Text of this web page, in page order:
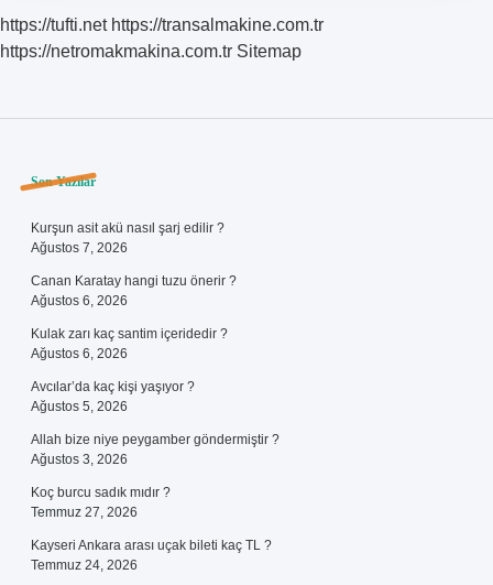
https://tufti.net https://transalmakine.com.tr
https://netromakmakina.com.tr Sitemap
Sidebar
Son Yazılar
Kurşun asit akü nasıl şarj edilir ?
Ağustos 7, 2026
Canan Karatay hangi tuzu önerir ?
Ağustos 6, 2026
Kulak zarı kaç santim içeridedir ?
Ağustos 6, 2026
Avcılar’da kaç kişi yaşıyor ?
Ağustos 5, 2026
Allah bize niye peygamber göndermiştir ?
Ağustos 3, 2026
Koç burcu sadık mıdır ?
Temmuz 27, 2026
Kayseri Ankara arası uçak bileti kaç TL ?
Temmuz 24, 2026